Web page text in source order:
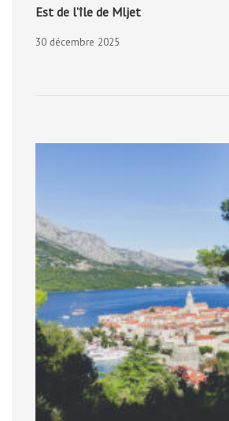
Est de l’île de Mljet
30 décembre 2025